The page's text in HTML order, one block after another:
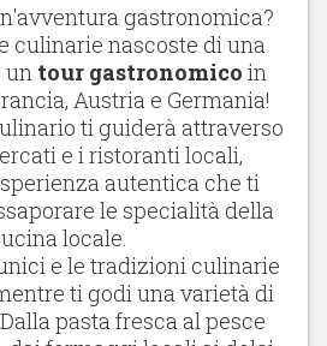
gastronomica?
culinarie nascoste di una
tour gastronomico in
Austria e Germania!
ti guiderà attraverso
e i ristoranti locali,
autentica che ti
le specialità della
locale.
e le tradizioni culinarie
ti godi una varietà di
pasta fresca al pesce